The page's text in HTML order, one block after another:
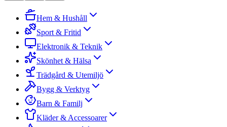
Hem & Hushåll
Sport & Fritid
Elektronik & Teknik
Skönhet & Hälsa
Trädgård & Utemiljö
Bygg & Verktyg
Barn & Familj
Kläder & Accessoarer